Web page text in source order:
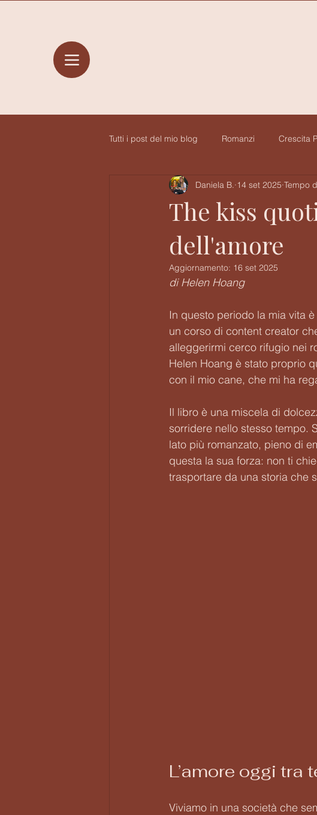
Tutti i post del mio blog Romanzi Crescita
Saggi e Filosofia Finanza e lavoro
The kiss
dell'amore
Daniela B. 14 set 2025 Tempo
Aggiornamento: 16 set 2025
di Helen Hoang
In questo periodo la mia vita
un corso di content creator
alleggerirmi cerco rifugio nei
Helen Hoang è stato proprio
con il mio cane, che mi ha
Il libro è una miscela di
sorridere nello stesso tempo.
lato più romanzato, pieno di
questa la sua forza: non ti
trasportare da una storia che
L’amore oggi tra
Viviamo in una società che